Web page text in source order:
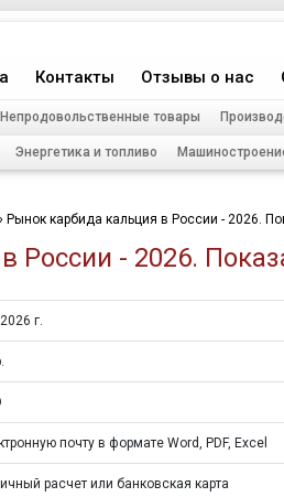
Контакты Отзывы о нас
Непродовольственные товары
Энергетика и топливо
Рынок карбида кальция в России - 2026.
России - 2026.
г.
почту в формате Word, PDF, Excel
расчет или банковская карта